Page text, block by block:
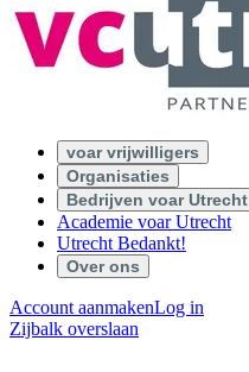
voar vrijwilligers
Organisaties
Bedrijven voar Utrecht
Academie voar Utrecht
Utrecht Bedankt!
Over ons
Account aanmakenLog in
Zijbalk overslaan